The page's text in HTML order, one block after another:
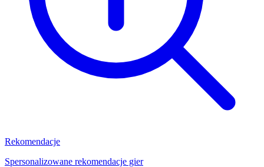
Rekomendacje
Spersonalizowane rekomendacje gier